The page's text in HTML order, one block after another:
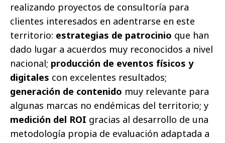
realizando proyectos de consultoría para
clientes interesados en adentrarse en este
territorio: estrategias de patrocinio que han
dado lugar a acuerdos muy reconocidos a nivel
nacional; producción de eventos físicos y
digitales con excelentes resultados;
generación de contenido muy relevante para
algunas marcas no endémicas del territorio; y
medición del ROI gracias al desarrollo de una
metodología propia de evaluación adaptada a